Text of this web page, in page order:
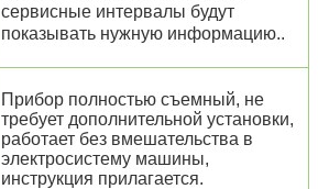
сервисные интервалы будут
показывать нужную информацию..
Прибор полностью съемный, не
требует дополнительной установки,
работает без вмешательства в
электросистему машины,
инструкция прилагается.